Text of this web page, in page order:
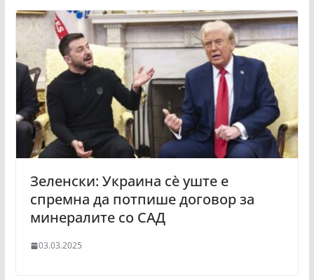
Зеленски: Украина сè уште е
спремна да потпише договор за
минералите со САД
03.03.2025